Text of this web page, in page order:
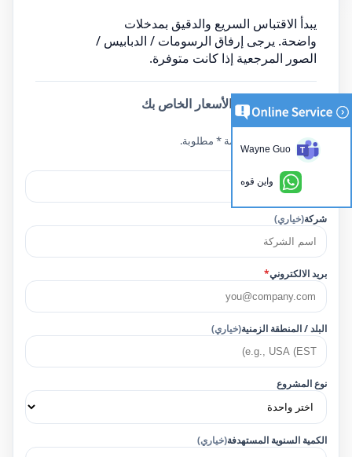
يبدأ الاقتباس السريع والدقيق بمدخلات
واضحة. يرجى إرفاق الرسومات / الدبابيس /
الصور المرجعية إذا كانت متوفرة.
أرسل طلب عرض الأسعار الخاص بك
الحقول التي تحمل علامة * مطلوبة.
اسم*
شركة(خياري)
بريد الالكتروني*
البلد / المنطقة الزمنية(خياري)
نوع المشروع
الكمية السنوية المستهدفة(خياري)
Wayne Guo
واين قوه